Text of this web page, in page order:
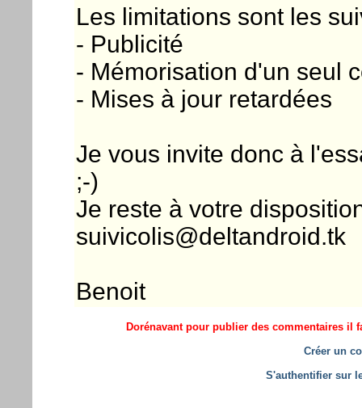
Les limitations sont les
- Publicité
- Mémorisation d'un seul
- Mises à jour retardées
Je vous invite donc à
;-)
Je reste à votre
suivicolis@deltandroid.tk
Benoit
Dorénavant pour publier des commentaires il
Créer un
S'authentifier sur